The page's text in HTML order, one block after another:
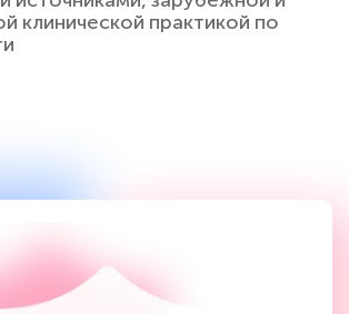
клинической практикой по